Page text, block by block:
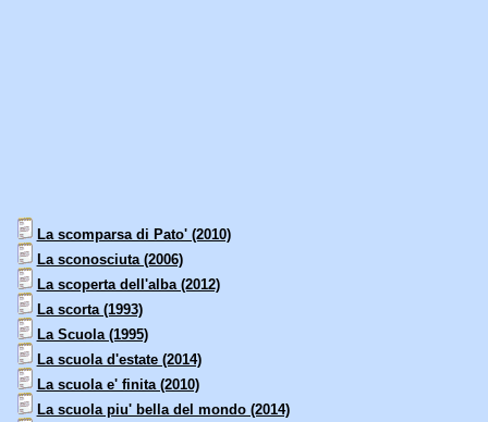
La scomparsa di Pato' (2010)
La sconosciuta (2006)
La scoperta dell'alba (2012)
La scorta (1993)
La Scuola (1995)
La scuola d'estate (2014)
La scuola e' finita (2010)
La scuola piu' bella del mondo (2014)